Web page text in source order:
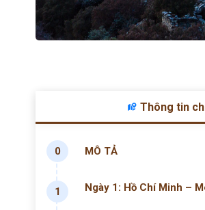
Thông tin
0 MÔ TẢ
1 Ngày 1: Hồ Chí Minh –